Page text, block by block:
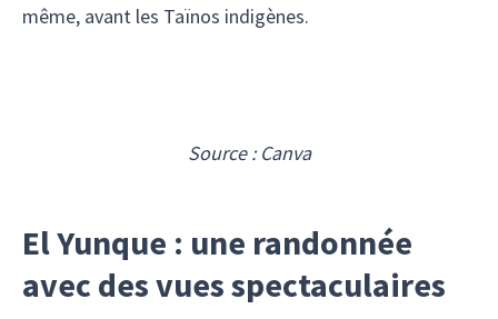
même, avant les Taïnos indigènes.
Source : Canva
El Yunque : une randonnée
avec des vues spectaculaires